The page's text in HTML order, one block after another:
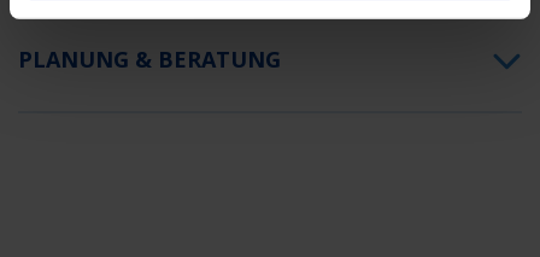
PLANUNG & BERATUNG